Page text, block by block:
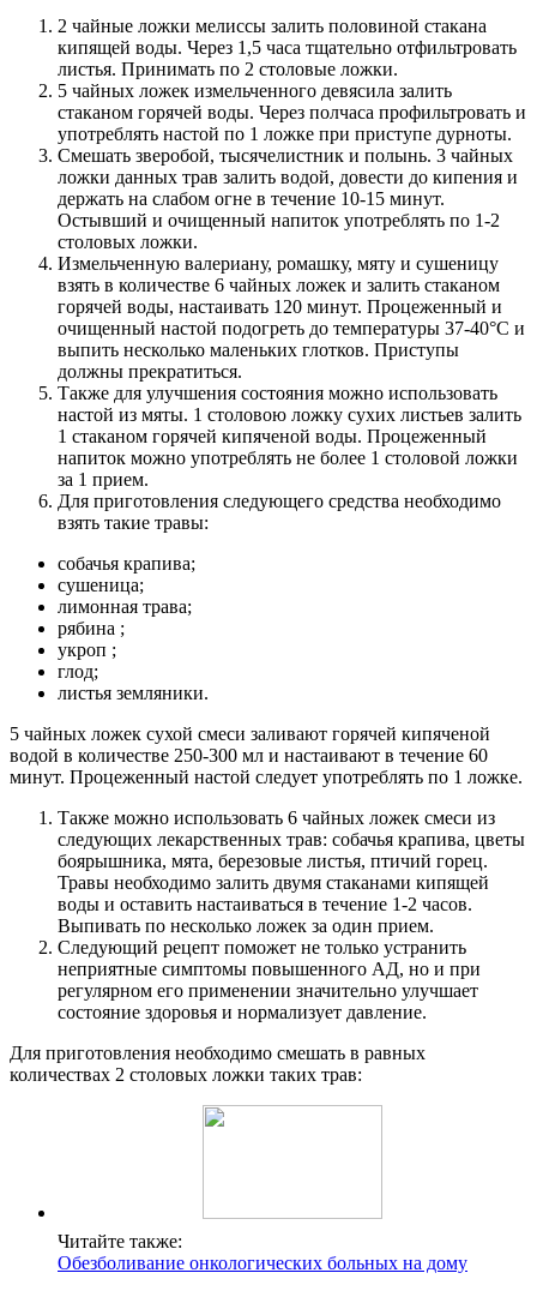
2 чайные ложки мелиссы залить половиной стакана
кипящей воды. Через 1,5 часа тщательно отфильтровать
листья. Принимать по 2 столовые ложки.
5 чайных ложек измельченного девясила залить
стаканом горячей воды. Через полчаса профильтровать и
употреблять настой по 1 ложке при приступе дурноты.
Смешать зверобой, тысячелистник и полынь. 3 чайных
ложки данных трав залить водой, довести до кипения и
держать на слабом огне в течение 10-15 минут.
Остывший и очищенный напиток употреблять по 1-2
столовых ложки.
Измельченную валериану, ромашку, мяту и сушеницу
взять в количестве 6 чайных ложек и залить стаканом
горячей воды, настаивать 120 минут. Процеженный и
очищенный настой подогреть до температуры 37-40°C и
выпить несколько маленьких глотков. Приступы
должны прекратиться.
Также для улучшения состояния можно использовать
настой из мяты. 1 столовою ложку сухих листьев залить
1 стаканом горячей кипяченой воды. Процеженный
напиток можно употреблять не более 1 столовой ложки
за 1 прием.
Для приготовления следующего средства необходимо
взять такие травы:
собачья крапива;
сушеница;
лимонная трава;
рябина ;
укроп ;
глод;
листья земляники.
5 чайных ложек сухой смеси заливают горячей кипяченой
водой в количестве 250-300 мл и настаивают в течение 60
минут. Процеженный настой следует употреблять по 1 ложке.
Также можно использовать 6 чайных ложек смеси из
следующих лекарственных трав: собачья крапива, цветы
боярышника, мята, березовые листья, птичий горец.
Травы необходимо залить двумя стаканами кипящей
воды и оставить настаиваться в течение 1-2 часов.
Выпивать по несколько ложек за один прием.
Следующий рецепт поможет не только устранить
неприятные симптомы повышенного АД, но и при
регулярном его применении значительно улучшает
состояние здоровья и нормализует давление.
Для приготовления необходимо смешать в равных
количествах 2 столовых ложки таких трав:
Читайте также:
Обезболивание онкологических больных на дому